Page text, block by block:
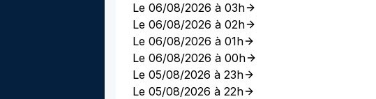
Le 06/08/2026 à 03h
Le 06/08/2026 à 02h
Le 06/08/2026 à 01h
Le 06/08/2026 à 00h
Le 05/08/2026 à 23h
Le 05/08/2026 à 22h